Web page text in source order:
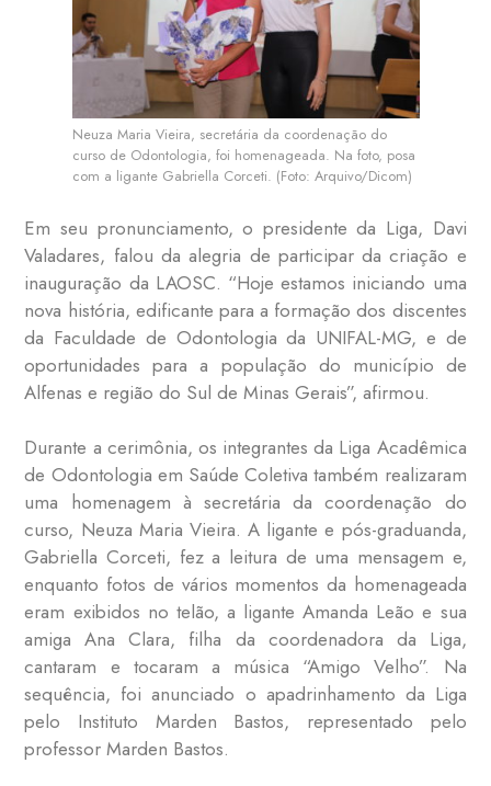
Neuza Maria Vieira, secretária da coordenação do
curso de Odontologia, foi homenageada. Na foto, posa
com a ligante Gabriella Corceti. (Foto: Arquivo/Dicom)
Em seu pronunciamento, o presidente da Liga, Davi
Valadares, falou da alegria de participar da criação e
inauguração da LAOSC. “Hoje estamos iniciando uma
nova história, edificante para a formação dos discentes
da Faculdade de Odontologia da UNIFAL-MG, e de
oportunidades para a população do município de
Alfenas e região do Sul de Minas Gerais”, afirmou.
Durante a cerimônia, os integrantes da Liga Acadêmica
de Odontologia em Saúde Coletiva também realizaram
uma homenagem à secretária da coordenação do
curso, Neuza Maria Vieira. A ligante e pós-graduanda,
Gabriella Corceti, fez a leitura de uma mensagem e,
enquanto fotos de vários momentos da homenageada
eram exibidos no telão, a ligante Amanda Leão e sua
amiga Ana Clara, filha da coordenadora da Liga,
cantaram e tocaram a música “Amigo Velho”. Na
sequência, foi anunciado o apadrinhamento da Liga
pelo Instituto Marden Bastos, representado pelo
professor Marden Bastos.